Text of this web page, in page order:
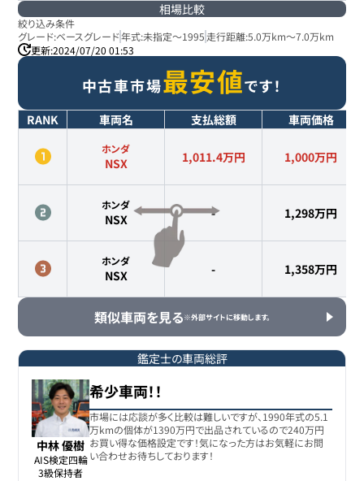
相場比較
絞り込み条件
グレード:ベースグレード年式:未指定～1995 走行距離:5.0万km～7.0万km
更新:2024/07/20 01:53
中古車市場最安値です！
RANK 車両名 支払総額 車両価格
ホンダ
NSX 1,011.4万円 1,000万円
ホンダ
NSX - 1,298万円
ホンダ
NSX - 1,358万円
類似車両を見る※外部サイトに移動します。
鑑定士の車両総評
中林 優樹
AIS検定四輪
3級保持者
希少車両！！
市場には応談が多く比較は難しいですが、1990年式の5.1
万kmの個体が1390万円で出品されているので240万円
お買い得な価格設定です！気になった方はお気軽にお問
い合わせお待ちしております！